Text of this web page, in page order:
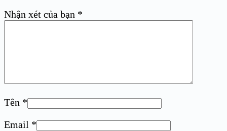
Nhận xét của bạn *
Tên *
Email *